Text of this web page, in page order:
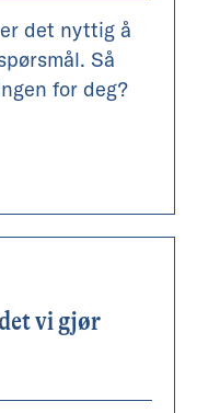
det nyttig å
Så
for deg?
vi gjør